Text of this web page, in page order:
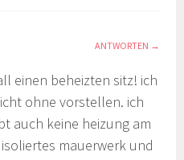
ANTWORTEN
einen beheizten sitz! ich
ohne vorstellen. ich
auch keine heizung am
mauerwerk und